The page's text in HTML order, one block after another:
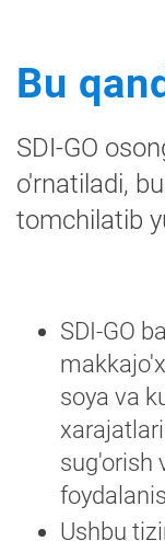
Bu
SDI-GO
o'rnatiladi,
tomchilatib
SDI-GO
soya va
sug'orish
Ushbu